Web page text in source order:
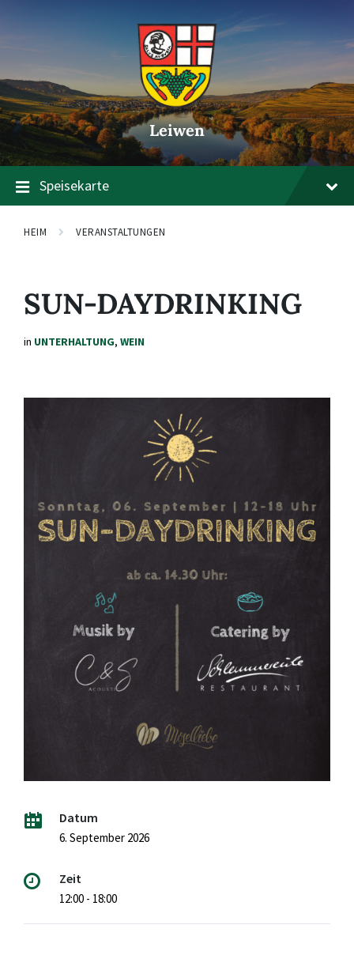
springen
springen
springen
Leiwen
Speisekarte
HEIM VERANSTALTUNGEN
SUN-DAYDRINKING
in UNTERHALTUNG, WEIN
Datum
6. September 2026
Zeit
12:00 - 18:00